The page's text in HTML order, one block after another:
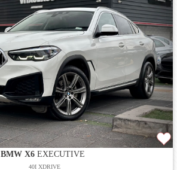
BMW X6 EXECUTIVE
40I XDRIVE